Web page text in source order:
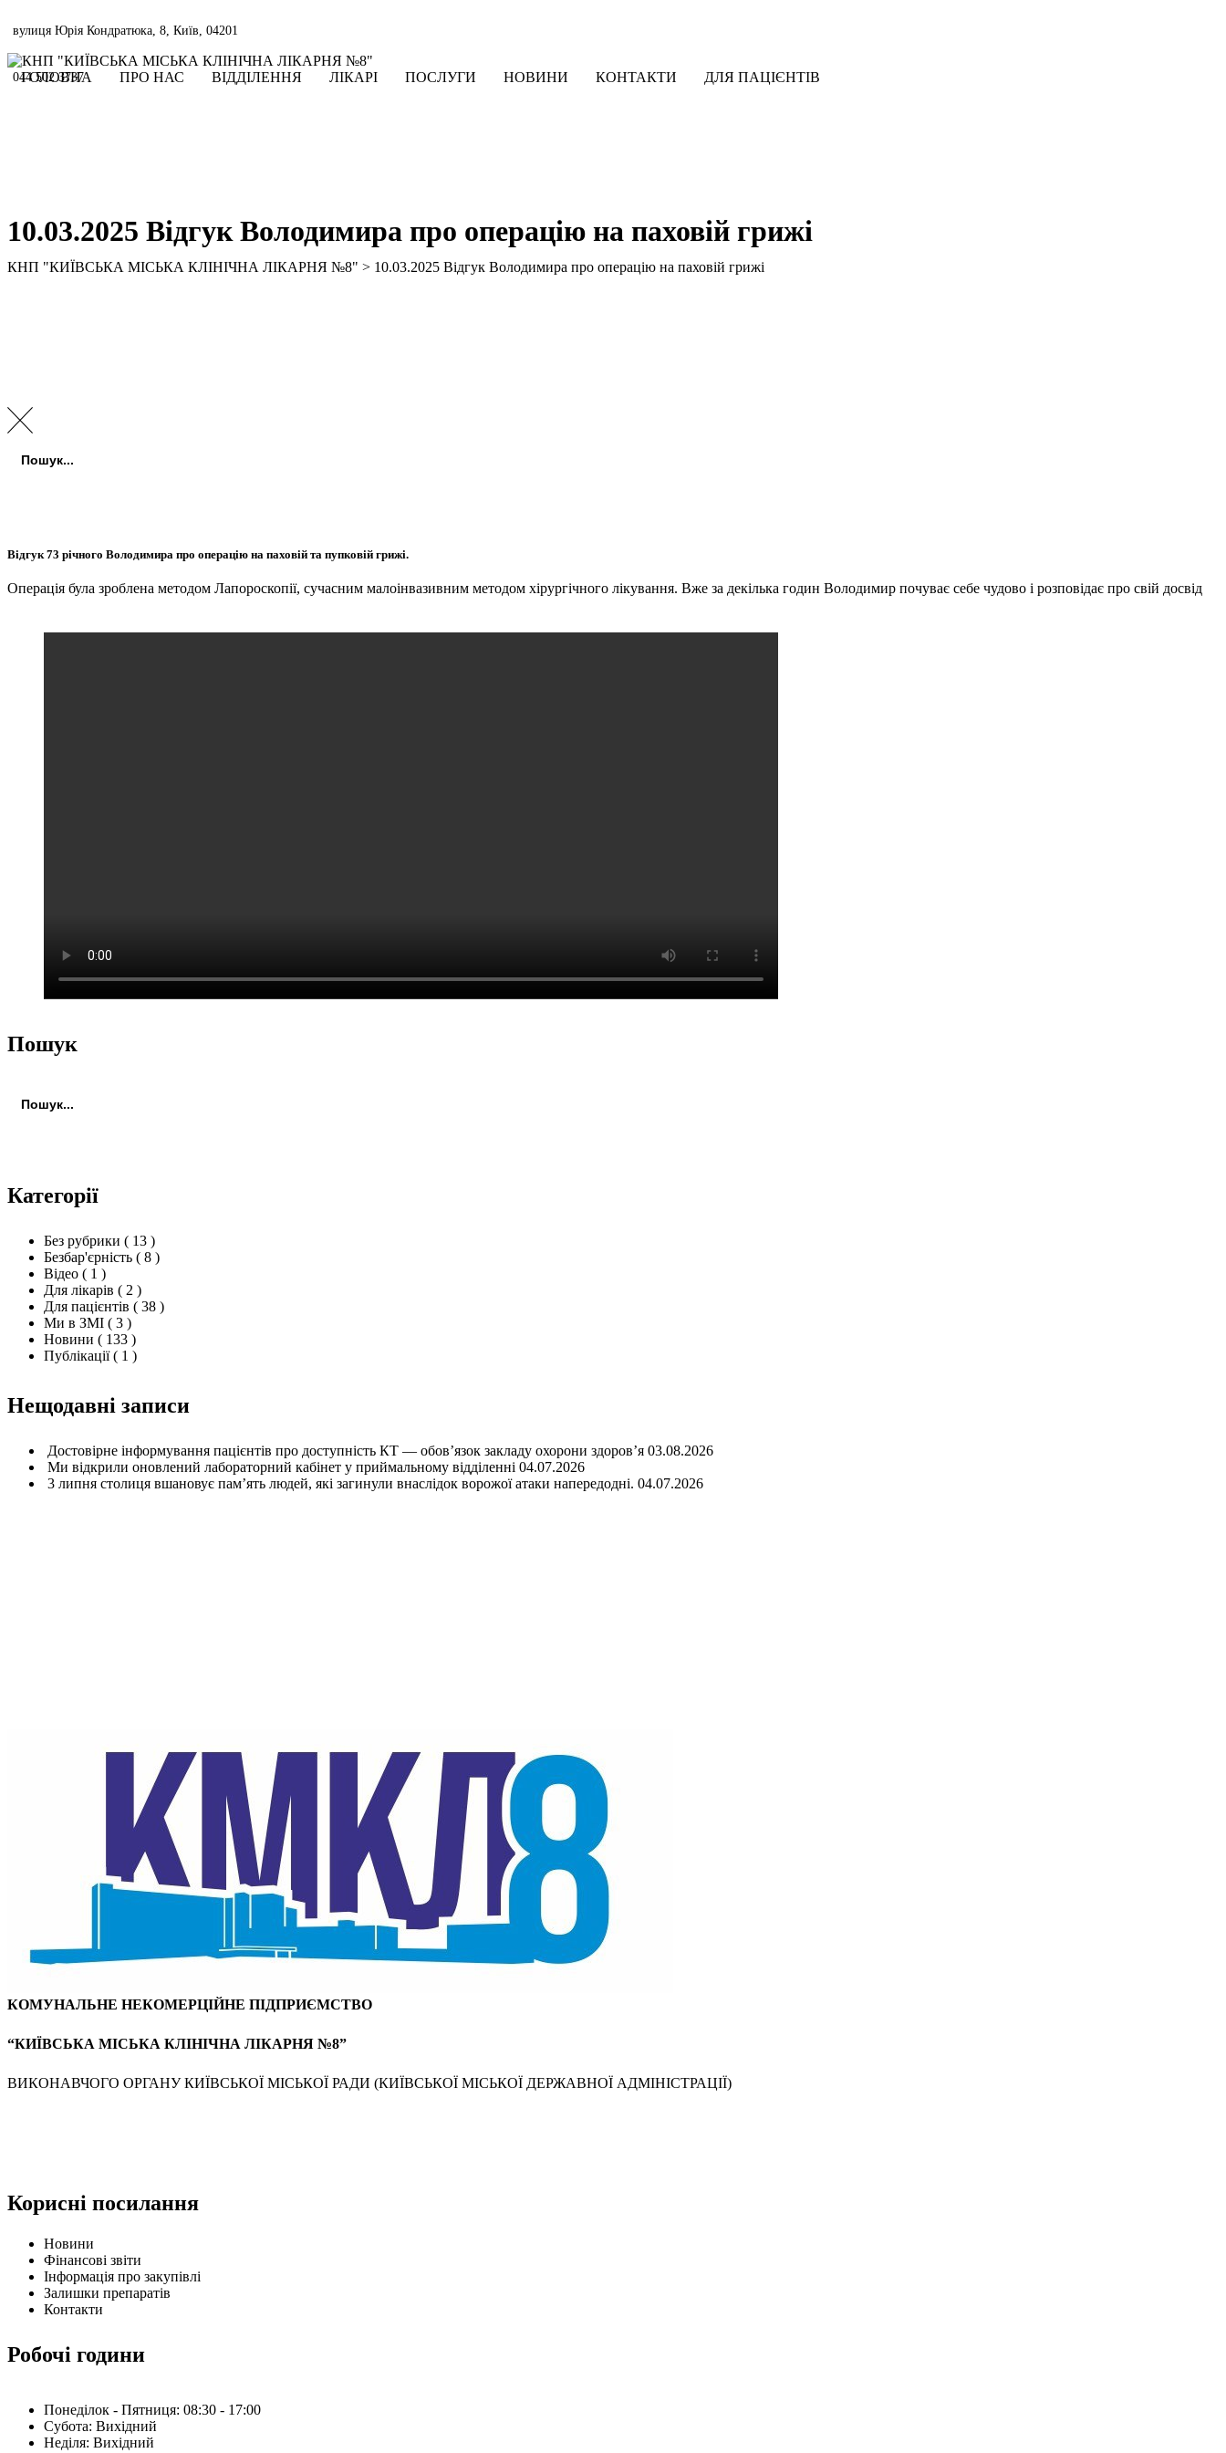
to
вулиця Юрія Кондратюка, 8, Київ, 04201
044 502 3737
ГОЛОВНА ПРО НАС ВІДДІЛЕННЯ ЛІКАРІ ПОСЛУГИ НОВИНИ КОНТАКТИ ДЛЯ ПАЦІЄНТІВ
10.03.2025 Відгук Володимира про операцію на паховій грижі
КНП "КИЇВСЬКА МІСЬКА КЛІНІЧНА ЛІКАРНЯ №8" > 10.03.2025 Відгук Володимира про операцію на паховій грижі
Відгук 73 річного Володимира про операцію на паховій та пупковій грижі.
Операція була зроблена методом Лапороскопії, сучасним малоінвазивним методом хірургічного лікування. Вже за декілька годин Володимир почуває себе чудово і розповідає про свій досвід
Пошук
Категорії
Без рубрики ( 13 )
Безбар'єрність ( 8 )
Відео ( 1 )
Для лікарів ( 2 )
Для пацієнтів ( 38 )
Ми в ЗМІ ( 3 )
Новини ( 133 )
Публікації ( 1 )
Нещодавні записи
Достовірне інформування пацієнтів про доступність КТ — обов’язок закладу охорони здоров’я 03.08.2026
Ми відкрили оновлений лабораторний кабінет у приймальному відділенні 04.07.2026
3 липня столиця вшановує пам’ять людей, які загинули внаслідок ворожої атаки напередодні. 04.07.2026
КОМУНАЛЬНЕ НЕКОМЕРЦІЙНЕ ПІДПРИЄМСТВО
“КИЇВСЬКА МІСЬКА КЛІНІЧНА ЛІКАРНЯ №8”
ВИКОНАВЧОГО ОРГАНУ КИЇВСЬКОЇ МІСЬКОЇ РАДИ (КИЇВСЬКОЇ МІСЬКОЇ ДЕРЖАВНОЇ АДМІНІСТРАЦІЇ)
Корисні посилання
Новини
Фінансові звіти
Інформація про закупівлі
Залишки препаратів
Контакти
Робочі години
Понеділок - Пятниця: 08:30 - 17:00
Субота: Вихідний
Нeділя: Вихідний